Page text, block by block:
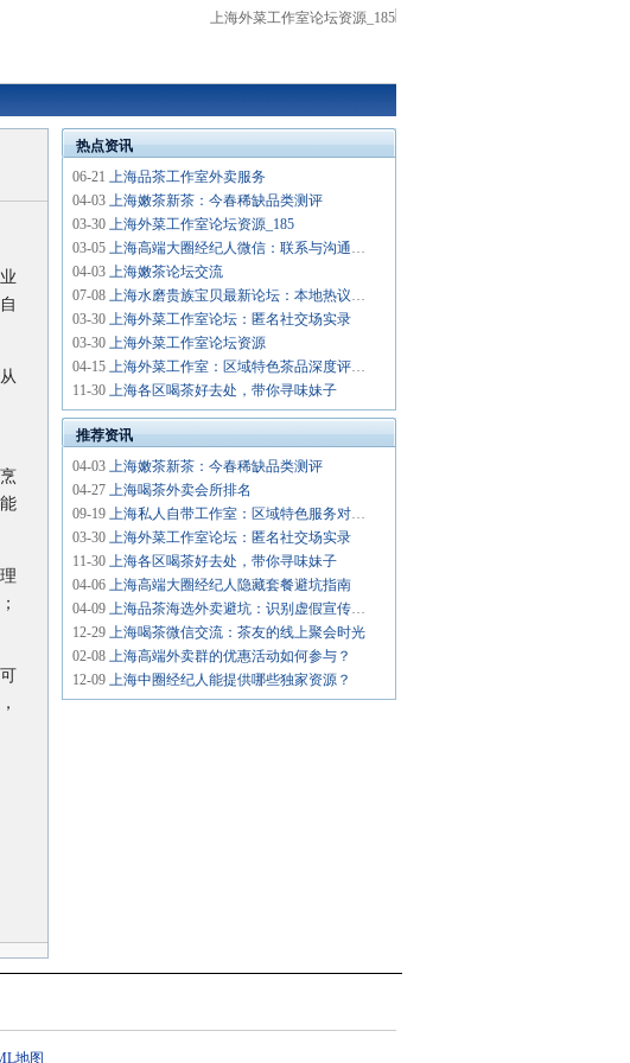
上海外菜工作室论坛资源_185
热点资讯
06-21 上海品茶工作室外卖服务
04-03 上海嫩茶新茶：今春稀缺品类测评
03-30 上海外菜工作室论坛资源_185
03-05 上海高端大圈经纪人微信：联系与沟通技巧
04-03 上海嫩茶论坛交流
07-08 上海水磨贵族宝贝最新论坛：本地热议话题
03-30 上海外菜工作室论坛：匿名社交场实录
03-30 上海外菜工作室论坛资源
04-15 上海外菜工作室：区域特色茶品深度评测_46
11-30 上海各区喝茶好去处，带你寻味妹子
推荐资讯
04-03 上海嫩茶新茶：今春稀缺品类测评
04-27 上海喝茶外卖会所排名
09-19 上海私人自带工作室：区域特色服务对比_323
03-30 上海外菜工作室论坛：匿名社交场实录
11-30 上海各区喝茶好去处，带你寻味妹子
04-06 上海高端大圈经纪人隐藏套餐避坑指南
04-09 上海品茶海选外卖避坑：识别虚假宣传技巧
12-29 上海喝茶微信交流：茶友的线上聚会时光
02-08 上海高端外卖群的优惠活动如何参与？
12-09 上海中圈经纪人能提供哪些独家资源？
地图